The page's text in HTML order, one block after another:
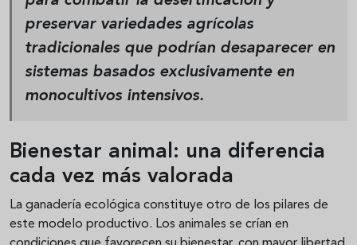
preservar variedades agrícolas
tradicionales que podrían desaparecer en
sistemas basados exclusivamente en
monocultivos intensivos.
Bienestar animal: una diferencia
cada vez más valorada
La ganadería ecológica constituye otro de los pilares de
este modelo productivo. Los animales se crían en